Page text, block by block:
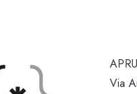
Via